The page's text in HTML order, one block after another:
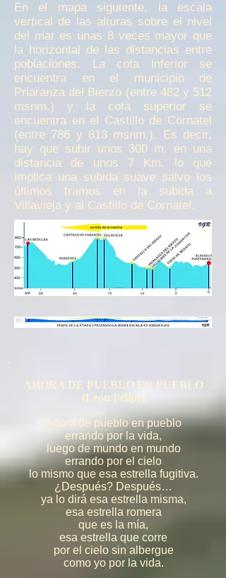
En el mapa siguiente, la escala
vertical de las alturas sobre el nivel
del mar es unas 8 veces mayor que
la horizontal de las distancias entre
poblaciones. La cota inferior se
encuentra en el municipio de
Priaranza del Bierzo (entre 482 y 512
msnm.) y la cota superior se
encuentra en el Castillo de Cornatel
(entre 786 y 813 msnm.). Es decir,
hay que subir unos 300 m. en una
distancia de unos 7 Km. lo que
implica una subida suave salvo los
últimos tramos en la subida a
Villavieja y al Castillo de Cornatel.
AHORA DE PUEBLO EN PUEBLO
(León Felipe)
Ahora de pueblo en pueblo
errando por la vida,
luego de mundo en mundo
errando por el cielo
lo mismo que esa estrella fugitiva.
¿Después? Después…
ya lo dirá esa estrella misma,
esa estrella romera
que es la mía,
esa estrella que corre
por el cielo sin albergue
como yo por la vida.